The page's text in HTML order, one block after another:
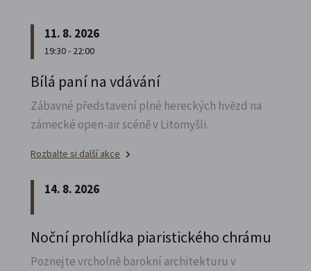
11. 8. 2026
19:30 - 22:00
Bílá paní na vdávání
Zábavné představení plné hereckých hvězd na
zámecké open-air scéně v Litomyšli.
Rozbalte si další akce
14. 8. 2026
Noční prohlídka piaristického chrámu
Poznejte vrcholně barokní architekturu v